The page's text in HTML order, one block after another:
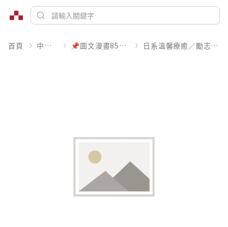
首頁 中文書 📌圖文漫畫85折起 日系溫馨療癒／勵志搞笑